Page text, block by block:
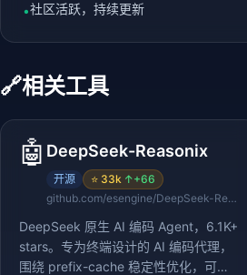
•社区活跃，持续更新
🔗相关工具
🤖 DeepSeek-Reasonix
开源 ⭐ 33k ↑+66
github.com/esengine/DeepSeek-Reasonix
DeepSeek 原生 AI 编码 Agent，6.1K+
stars。专为终端设计的 AI 编码代理，
围绕 prefix-cache 稳定性优化，可长